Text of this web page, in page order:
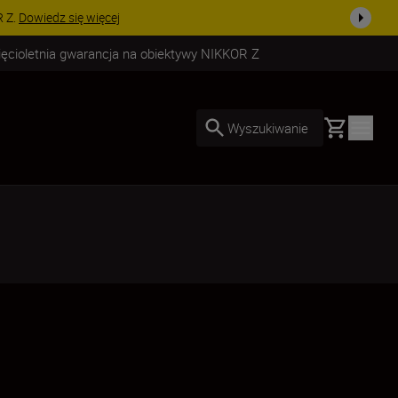
już dzisiaj!KUP TERAZ
gwarancja na obiektywy NIKKOR Z
Wyszukiwanie Basket